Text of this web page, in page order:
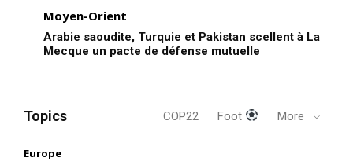
Moyen-Orient
Arabie saoudite, Turquie et Pakistan scellent à La
Mecque un pacte de défense mutuelle
Topics COP22 Foot More
Europe